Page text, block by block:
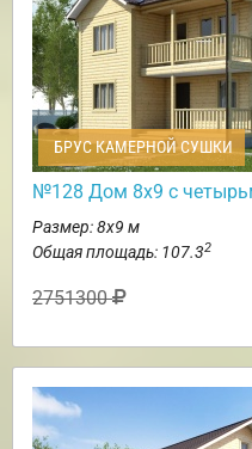
БРУС КАМЕРНОЙ СУШКИ
№128 Дом 8х9 с
Размер: 8х9 м
Общая площадь: 107.32
2751300